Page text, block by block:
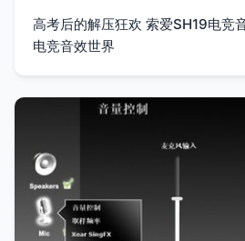
高考后的解压狂欢 索爱SH19电竞
电竞音效世界